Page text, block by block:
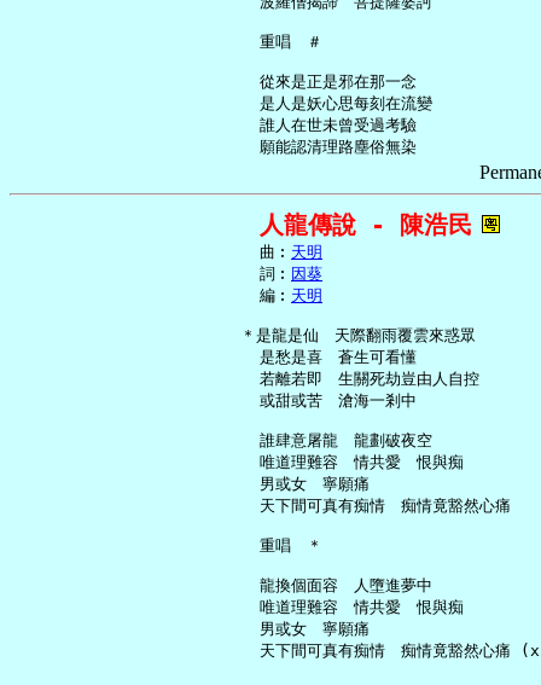
     重唱　＃
     從來是正是邪在那一念
     是人是妖心思每刻在流變
     誰人在世未曾受過考驗
人龍傳說 - 陳浩民
     曲︰
天明
     詞︰
因葵
     編︰
天明
   ＊是龍是仙　天際翻雨覆雲來惑眾
     是愁是喜　蒼生可看懂
     若離若即　生關死劫豈由人自控
     或甜或苦　滄海一剎中
     誰肆意屠龍　龍劃破夜空
     唯道理難容　情共愛　恨與痴
     男或女　寧願痛
     天下間可真有痴情　痴情竟豁然心痛
     重唱　＊
     龍換個面容　人墮進夢中
     唯道理難容　情共愛　恨與痴
     男或女　寧願痛